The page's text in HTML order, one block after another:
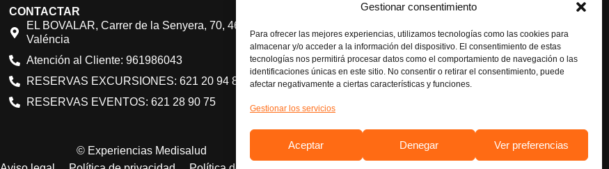
Gestionar consentimiento
Para ofrecer las mejores experiencias, utilizamos tecnologías como las cookies para
almacenar y/o acceder a la información del dispositivo. El consentimiento de estas
tecnologías nos permitirá procesar datos como el comportamiento de navegación o las
identificaciones únicas en este sitio. No consentir o retirar el consentimiento, puede
afectar negativamente a ciertas características y funciones.
Gestionar los servicios
Aceptar Denegar Ver preferencias
CONTACTAR
EL BOVALAR, Carrer de la Senyera, 70, 46970 Alaquàs,
Valéncia
Atención al Cliente: 961986043
RESERVAS EXCURSIONES: 621 20 94 84
RESERVAS EVENTOS: 621 28 90 75
NUESTRAS REDES
Facebook
© Experiencias Medisalud